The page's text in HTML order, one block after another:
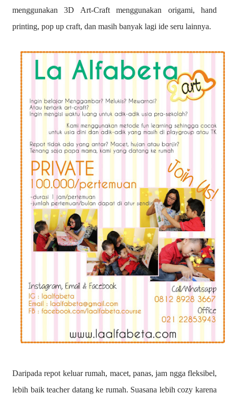
menggunakan 3D Art-Craft menggunakan origami, hand
printing, pop up craft, dan masih banyak lagi ide seru lainnya.
Daripada repot keluar rumah, macet, panas, jam ngga fleksibel,
lebih baik teacher datang ke rumah. Suasana lebih cozy karena